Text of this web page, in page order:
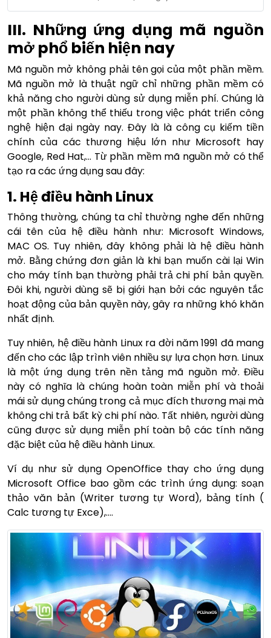
III. Những ứng dụng mã nguồn
mở phổ biến hiện nay
Mã nguồn mở không phải tên gọi của một phần mềm.
Mã nguồn mở là thuật ngữ chỉ những phần mềm có
khả năng cho người dùng sử dụng miễn phí. Chúng là
một phần không thể thiếu trong việc phát triển công
nghệ hiện đại ngày nay. Đây là là công cụ kiếm tiền
chính của các thương hiệu lớn như Microsoft hay
Google, Red Hat,… Từ phần mềm mã nguồn mở có thể
tạo ra các ứng dụng sau đây:
1. Hệ điều hành Linux
Thông thường, chúng ta chỉ thường nghe đến những
cái tên của hệ điều hành như: Microsoft Windows,
MAC OS. Tuy nhiên, đây không phải là hệ điều hành
mở. Bằng chứng đơn giản là khi bạn muốn cài lại Win
cho máy tính bạn thường phải trả chi phí bản quyền.
Đôi khi, người dùng sẽ bị giới hạn bởi các nguyên tắc
hoạt động của bản quyền này, gây ra những khó khăn
nhất định.
Tuy nhiên, hệ điều hành Linux ra đời năm 1991 đã mang
đến cho các lập trình viên nhiều sự lựa chọn hơn. Linux
là một ứng dụng trên nền tảng mã nguồn mở. Điều
này có nghĩa là chúng hoàn toàn miễn phí và thoải
mái sử dụng chúng trong cả mục đích thương mại mà
không chi trả bất kỳ chi phí nào. Tất nhiên, người dùng
cũng được sử dụng miễn phí toàn bộ các tính năng
đặc biệt của hệ điều hành Linux.
Ví dụ như sử dụng OpenOffice thay cho ứng dụng
Microsoft Office bao gồm các trình ứng dụng: soạn
thảo văn bản (Writer tương tự Word), bảng tính (
Calc tương tự Exce),….